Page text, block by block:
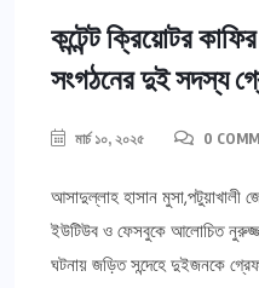
কন্টেন্ট ক্রিয়োটর
সংগঠনের দুই সদস্য
মার্চ ১০, ২০২৫ 0
আসাদুল্লাহ হাসান মুসা,পটুয়াখালী
ইউটিউব ও ফেসবুকে আলোচিত
ঘটনায় জড়িত সন্দেহে দুইজনকে